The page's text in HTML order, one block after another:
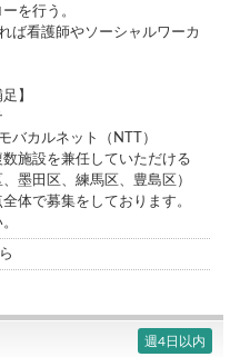
を行う。
ば看護師やソーシャルワーカ
】
バカルネット（NTT）
数施設を兼任していただける
墨田区、練馬区、豊島区）
全体で募集をしております。
週4日以内